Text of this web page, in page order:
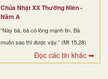
Chúa Nhật XX Thường Niên -
Năm A
“Này bà, bà có lòng mạnh tin. Bà
muốn sao thì được vậy.” (Mt 15,28)
Đọc các tin khác ➥